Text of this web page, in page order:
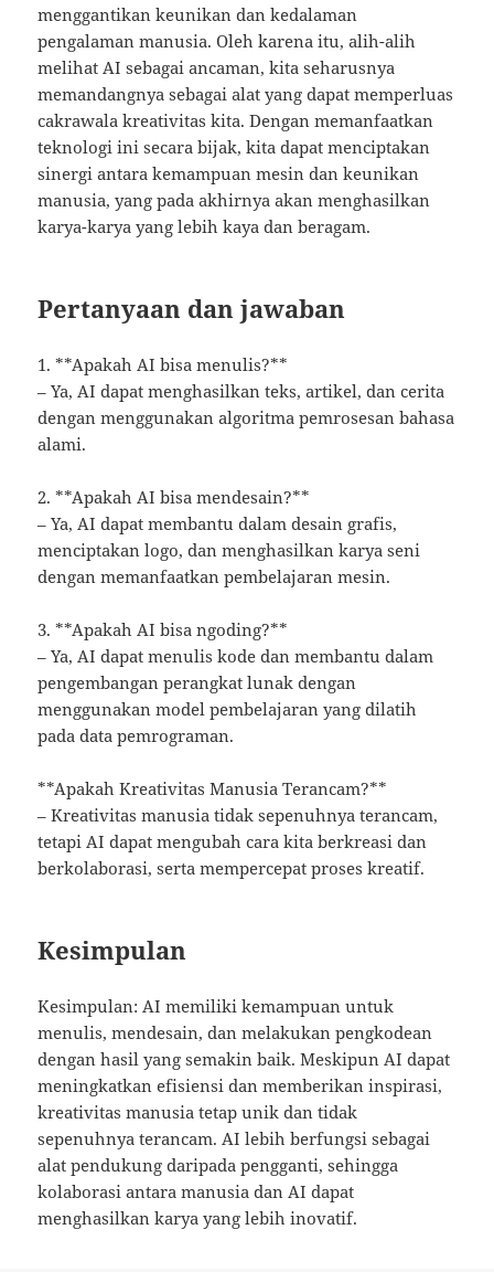
menggantikan keunikan dan kedalaman
pengalaman manusia. Oleh karena itu, alih-alih
melihat AI sebagai ancaman, kita seharusnya
memandangnya sebagai alat yang dapat memperluas
cakrawala kreativitas kita. Dengan memanfaatkan
teknologi ini secara bijak, kita dapat menciptakan
sinergi antara kemampuan mesin dan keunikan
manusia, yang pada akhirnya akan menghasilkan
karya-karya yang lebih kaya dan beragam.
Pertanyaan dan jawaban
1. **Apakah AI bisa menulis?**
– Ya, AI dapat menghasilkan teks, artikel, dan cerita
dengan menggunakan algoritma pemrosesan bahasa
alami.
2. **Apakah AI bisa mendesain?**
– Ya, AI dapat membantu dalam desain grafis,
menciptakan logo, dan menghasilkan karya seni
dengan memanfaatkan pembelajaran mesin.
3. **Apakah AI bisa ngoding?**
– Ya, AI dapat menulis kode dan membantu dalam
pengembangan perangkat lunak dengan
menggunakan model pembelajaran yang dilatih
pada data pemrograman.
**Apakah Kreativitas Manusia Terancam?**
– Kreativitas manusia tidak sepenuhnya terancam,
tetapi AI dapat mengubah cara kita berkreasi dan
berkolaborasi, serta mempercepat proses kreatif.
Kesimpulan
Kesimpulan: AI memiliki kemampuan untuk
menulis, mendesain, dan melakukan pengkodean
dengan hasil yang semakin baik. Meskipun AI dapat
meningkatkan efisiensi dan memberikan inspirasi,
kreativitas manusia tetap unik dan tidak
sepenuhnya terancam. AI lebih berfungsi sebagai
alat pendukung daripada pengganti, sehingga
kolaborasi antara manusia dan AI dapat
menghasilkan karya yang lebih inovatif.